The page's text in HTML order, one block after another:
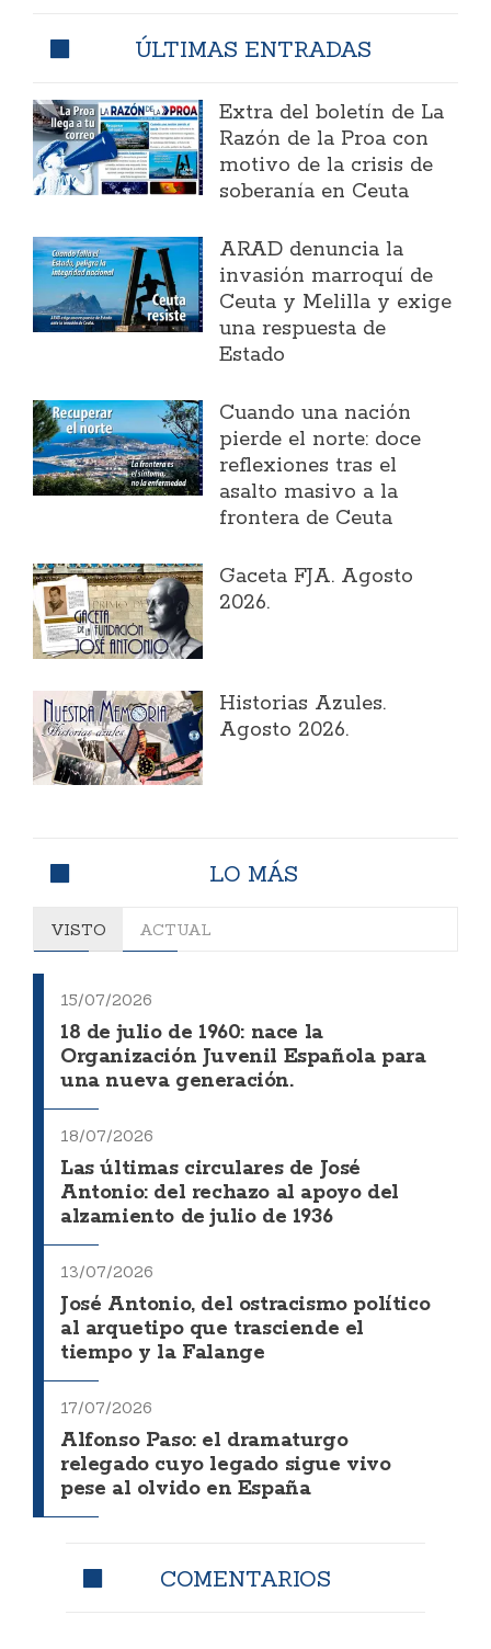
ÚLTIMAS ENTRADAS
Extra del boletín de La
Razón de la Proa con
motivo de la crisis de
soberanía en Ceuta
ARAD denuncia la
invasión marroquí de
Ceuta y Melilla y exige
una respuesta de
Estado
Cuando una nación
pierde el norte: doce
reflexiones tras el
asalto masivo a la
frontera de Ceuta
Gaceta FJA. Agosto
2026.
Historias Azules.
Agosto 2026.
LO MÁS
VISTO ACTUAL
15/07/2026
18 de julio de 1960: nace la
Organización Juvenil Española para
una nueva generación.
18/07/2026
Las últimas circulares de José
Antonio: del rechazo al apoyo del
alzamiento de julio de 1936
13/07/2026
José Antonio, del ostracismo político
al arquetipo que trasciende el
tiempo y la Falange
17/07/2026
Alfonso Paso: el dramaturgo
relegado cuyo legado sigue vivo
pese al olvido en España
COMENTARIOS